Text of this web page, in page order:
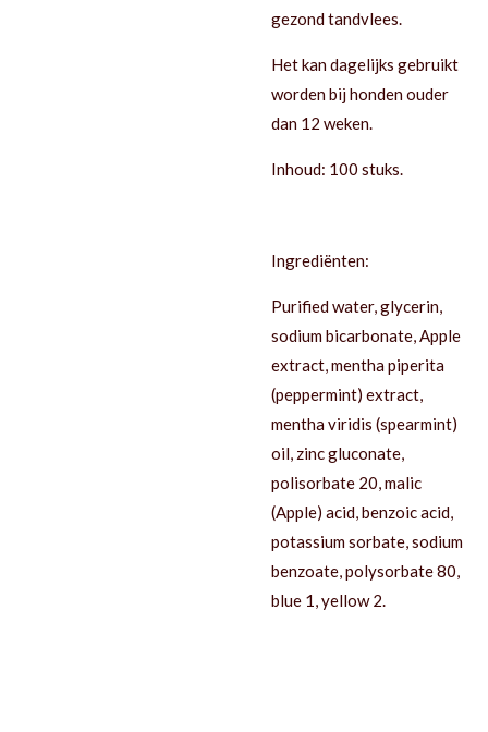
gezond tandvlees.
Het kan dagelijks gebruikt
worden bij honden ouder
dan 12 weken.
Inhoud: 100 stuks.
Ingrediënten:
Purified water, glycerin,
sodium bicarbonate, Apple
extract, mentha piperita
(peppermint) extract,
mentha viridis (spearmint)
oil, zinc gluconate,
polisorbate 20, malic
(Apple) acid, benzoic acid,
potassium sorbate, sodium
benzoate, polysorbate 80,
blue 1, yellow 2.